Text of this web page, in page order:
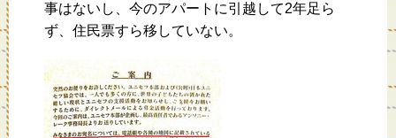
事はないし、今のアパートに引越して2年足ら
ず、住民票すら移していない。